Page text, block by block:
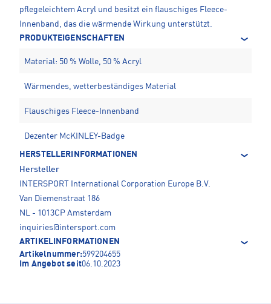
pflegeleichtem Acryl und besitzt ein flauschiges Fleece-
Innenband, das die wärmende Wirkung unterstützt.
PRODUKTEIGENSCHAFTEN
Material: 50 % Wolle, 50 % Acryl
Wärmendes, wetterbeständiges Material
Flauschiges Fleece-Innenband
Dezenter McKINLEY-Badge
HERSTELLERINFORMATIONEN
Hersteller
INTERSPORT International Corporation Europe B.V.
Van Diemenstraat 186
NL - 1013CP Amsterdam
inquiries@intersport.com
ARTIKELINFORMATIONEN
Artikelnummer:599204655
Im Angebot seit06.10.2023